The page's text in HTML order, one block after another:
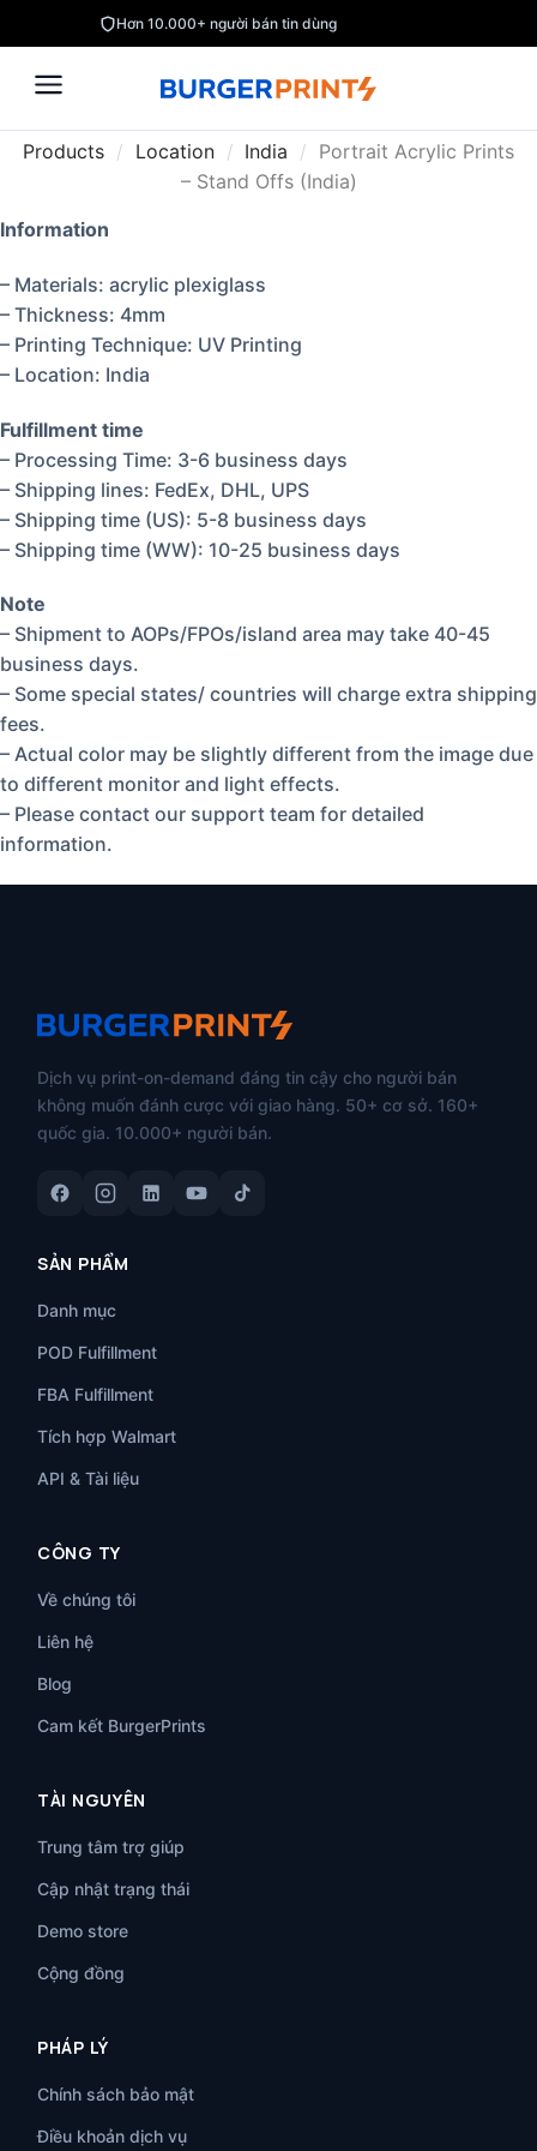
Hơn 10.000+ người bán tin dùng
Products / Location / India / Portrait Acrylic Prints
– Stand Offs (India)
Information
– Materials: acrylic plexiglass
– Thickness: 4mm
– Printing Technique: UV Printing
– Location: India
Fulfillment time
– Processing Time: 3-6 business days
– Shipping lines: FedEx, DHL, UPS
– Shipping time (US): 5-8 business days
– Shipping time (WW): 10-25 business days
Note
– Shipment to AOPs/FPOs/island area may take 40-45
business days.
– Some special states/ countries will charge extra shipping
fees.
– Actual color may be slightly different from the image due
to different monitor and light effects.
– Please contact our support team for detailed
information.
Dịch vụ print-on-demand đáng tin cậy cho người bán
không muốn đánh cược với giao hàng. 50+ cơ sở. 160+
quốc gia. 10.000+ người bán.
SẢN PHẨM
Danh mục
POD Fulfillment
FBA Fulfillment
Tích hợp Walmart
API & Tài liệu
CÔNG TY
Về chúng tôi
Liên hệ
Blog
Cam kết BurgerPrints
TÀI NGUYÊN
Trung tâm trợ giúp
Cập nhật trạng thái
Demo store
Cộng đồng
PHÁP LÝ
Chính sách bảo mật
Điều khoản dịch vụ